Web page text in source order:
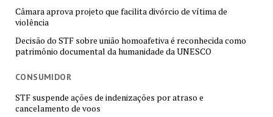
Câmara aprova projeto que facilita divórcio de vítima de
violência
Decisão do STF sobre união homoafetiva é reconhecida como
patrimônio documental da humanidade da UNESCO
CONSUMIDOR
STF suspende ações de indenizações por atraso e
cancelamento de voos